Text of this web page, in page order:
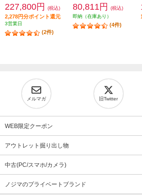
227,800円 (税込)
2,278円分ポイント還元
3営業日
(2件)
80,811円
(税込)
即納（在庫あり）
(4件)
メルマガ 旧Twitter
WEB限定クーポン
アウトレット掘り出し物
中古(PC/スマホ/カメラ)
ノジマのプライベートブランド